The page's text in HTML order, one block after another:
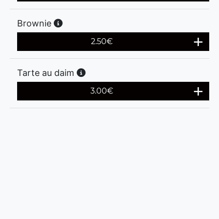
Brownie
2.50€
Tarte au daim
3.00€